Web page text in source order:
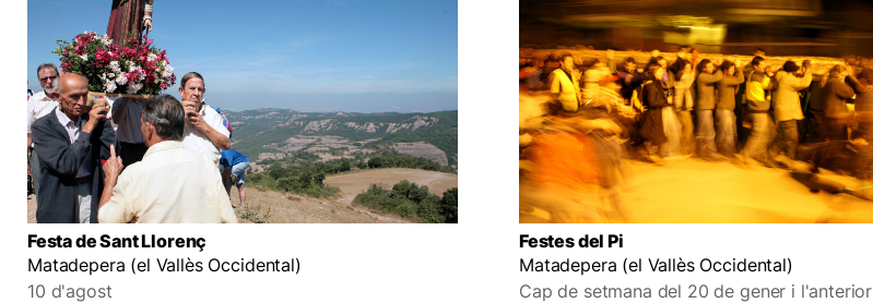
Festa de Sant Llorenç
Matadepera (el Vallès Occidental)
10 d'agost
Festes del Pi
Matadepera (el Vallès Occidental)
Cap de setmana del 20 de gener i l'anterior